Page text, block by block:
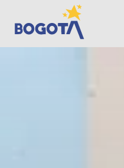
Saltar al contenido principal